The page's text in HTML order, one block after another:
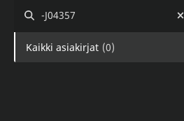
-J04357
Kaikki asiakirjat (0)